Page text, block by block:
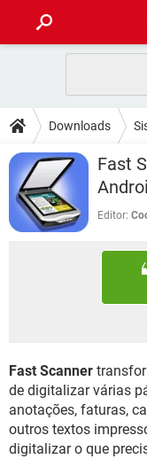
CELULAR
OUTLOOK
INSTAGRAM
GUIA DE COMPRAS
DICAS
JOGOS
CELULAR
OUTLOOK
DOWNLOADS
JOGOS
CELULAR
FÓRUM
INSTAGRAM
GUIA DE COMPRAS
Downloads
Fast
Editor:
Fast Scanner
de digitalizar várias
anotações, faturas,
outros textos
digitalizar o que